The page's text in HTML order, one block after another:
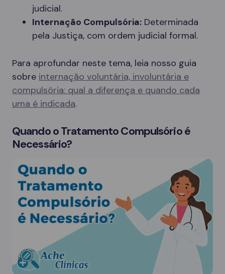
judicial.
Internação Compulsória: Determinada
pela Justiça, com ordem judicial formal.
Para aprofundar neste tema, leia nosso guia
sobre internação voluntária, involuntária e
compulsória: qual a diferença e quando cada
uma é indicada.
Quando o Tratamento Compulsório é
Necessário?